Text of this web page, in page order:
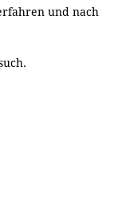
und nach